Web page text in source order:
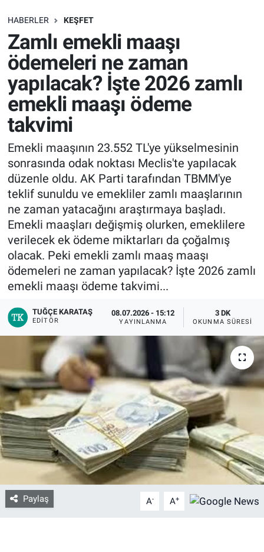
HABERLER KEŞFET
Zamlı emekli maaşı
ödemeleri ne zaman
yapılacak? İşte 2026 zamlı
emekli maaşı ödeme
takvimi
Emekli maaşının 23.552 TL'ye yükselmesinin
sonrasında odak noktası Meclis'te yapılacak
düzenle oldu. AK Parti tarafından TBMM'ye
teklif sunuldu ve emekliler zamlı maaşlarının
ne zaman yatacağını araştırmaya başladı.
Emekli maaşları değişmiş olurken, emeklilere
verilecek ek ödeme miktarları da çoğalmış
olacak. Peki emekli zamlı maaş maaşı
ödemeleri ne zaman yapılacak? İşte 2026 zamlı
emekli maaşı ödeme takvimi...
TUĞÇE KARATAŞ
EDITÖR
08.07.2026 - 15:12
YAYINLANMA
3 DK
OKUNMA SÜRESI
Paylaş A- A+
SAĞLIK
EKONOMİ
EĞİTİM
ÖZEL HABER
Keşfet
ASTROLOJİ
MANŞET
RESMİ İLANLAR
İLAN
Bize ulaşın
İletişim/Künye
Yaşam
Gözden Kaçmasın
İletişim (Künye)